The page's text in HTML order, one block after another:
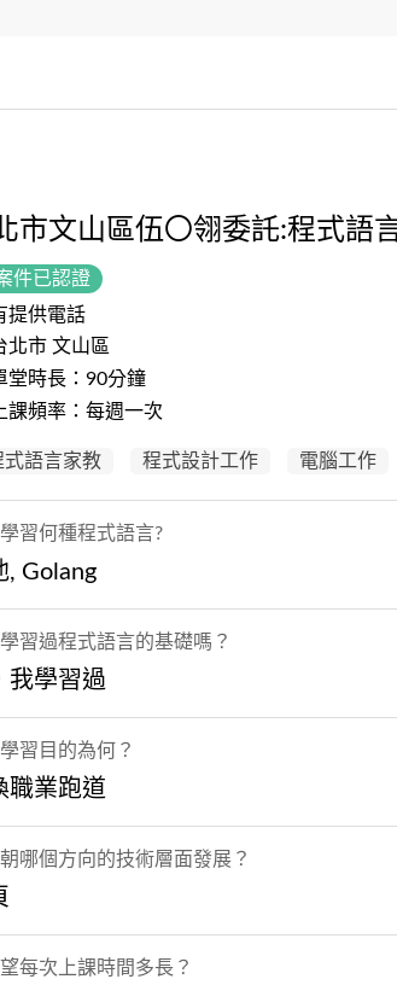
市文山區伍〇翎委託:程式語
件已認證
提供電話
北市 文山區
堂時長：90分鐘
上課頻率：每週一次
式語言家教 程式設計工作 電腦工作
習何種程式語言?
, Golang
習過程式語言的基礎嗎？
我學習過
習目的為何？
職業跑道
哪個方向的技術層面發展？
每次上課時間多長？